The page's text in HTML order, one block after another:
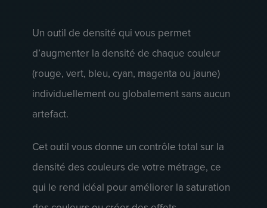
Un outil de densité qui vous permet
d’augmenter la densité de chaque couleur
(rouge, vert, bleu, cyan, magenta ou jaune)
individuellement ou globalement sans aucun
artefact.
Cet outil vous donne un contrôle total sur la
densité des couleurs de votre métrage, ce
qui le rend idéal pour améliorer la saturation